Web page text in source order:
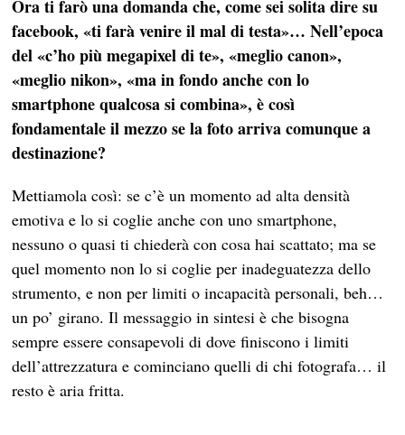
Ora ti farò una domanda che, come sei solita dire su
facebook, «ti farà venire il mal di testa»… Nell’epoca
del «c’ho più megapixel di te», «meglio canon»,
«meglio nikon», «ma in fondo anche con lo
smartphone qualcosa si combina», è così
fondamentale il mezzo se la foto arriva comunque a
destinazione?
Mettiamola così: se c’è un momento ad alta densità
emotiva e lo si coglie anche con uno smartphone,
nessuno o quasi ti chiederà con cosa hai scattato; ma se
quel momento non lo si coglie per inadeguatezza dello
strumento, e non per limiti o incapacità personali, beh…
un po’ girano. Il messaggio in sintesi è che bisogna
sempre essere consapevoli di dove finiscono i limiti
dell’attrezzatura e cominciano quelli di chi fotografa… il
resto è aria fritta.